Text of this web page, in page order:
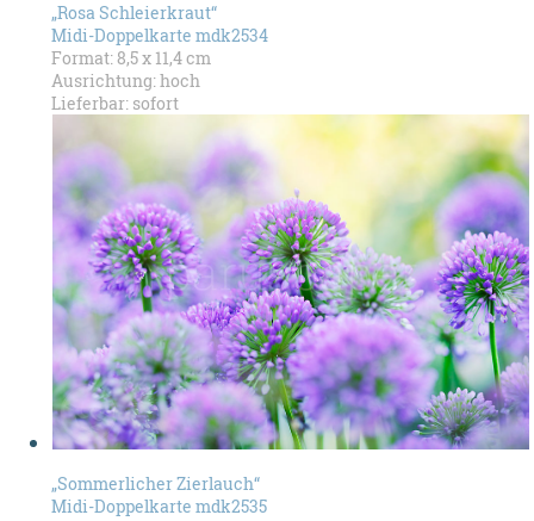
„Rosa Schleierkraut“
Midi-Doppelkarte mdk2534
Format: 8,5 x 11,4 cm
Ausrichtung: hoch
Lieferbar: sofort
„Sommerlicher Zierlauch“
Midi-Doppelkarte mdk2535